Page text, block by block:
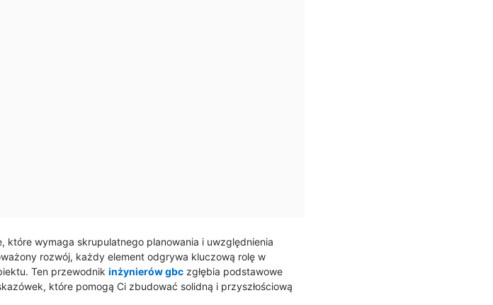
które wymaga skrupulatnego planowania i uwzględnienia
rozwój, każdy element odgrywa kluczową rolę w
Ten przewodnik inżynierów gbc zgłębia podstawowe
które pomogą Ci zbudować solidną i przyszłościową